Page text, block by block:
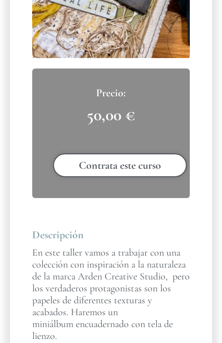
50,00 €
Contrata este curso
Descripción
En este taller vamos a trabajar con una
colección con inspiración a la naturaleza
de la marca Arden Creative Studio, pero
los verdaderos protagonistas son los
papeles de diferentes texturas y
acabados. Haremos un
miniálbum encuadernado con tela de
lienzo.